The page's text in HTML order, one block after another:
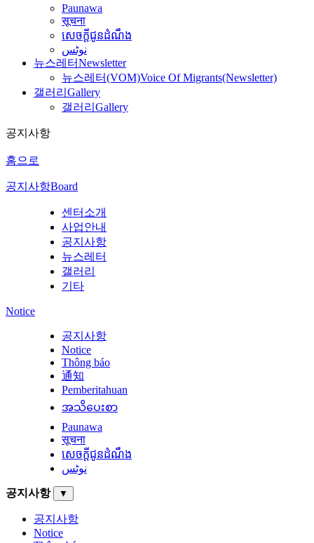
Paunawa
सूचना
សេចក្តីជូនដំណឹង
نوٹس
뉴스레터Newsletter
뉴스레터(VOM)Voice Of Migrants(Newsletter)
갤러리 Gallery
갤러리 Gallery
공지사항
홈으로
공지사항Board
센터소개
사업안내
공지사항
뉴스레터
갤러리
기타
Notice
공지사항
Notice
Thông báo
通知
Pemberitahuan
အသိပေးစာ
Paunawa
सूचना
សេចក្តីជូនដំណឹង
نوٹس
공지사항 ▼
공지사항
Notice